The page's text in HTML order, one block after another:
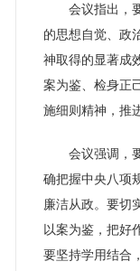
会议指出，
的思想自觉、政
神取得的显著成
案为鉴、检身正
施细则精神，推
会议强调，
确把握中央八项
廉洁从政。要切
以案为鉴， 把好
要坚持学用结合